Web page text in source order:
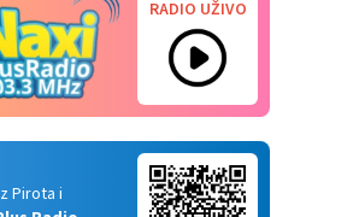
RADIO UŽIVO
Pirota i